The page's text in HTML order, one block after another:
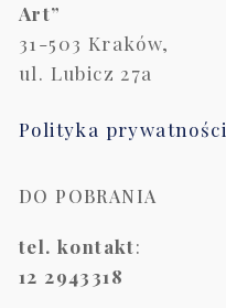
Art”
31-503 Kraków,
ul. Lubicz 27a
Polityka prywatności
DO POBRANIA
tel. kontakt:
12 2943318